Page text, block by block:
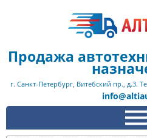
Продажа
г. Санкт-Петербург, Витебский пр., д.3.